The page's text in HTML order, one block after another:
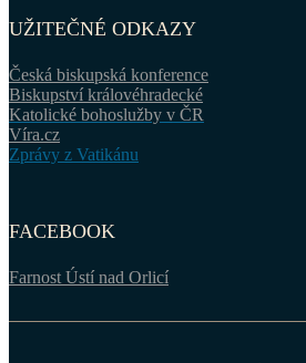
UŽITEČNÉ ODKAZY
Česká biskupská konference
Biskupství královéhradecké
Katolické bohoslužby v ČR
Víra.cz
Zprávy z Vatikánu
FACEBOOK
Farnost Ústí nad Orlicí